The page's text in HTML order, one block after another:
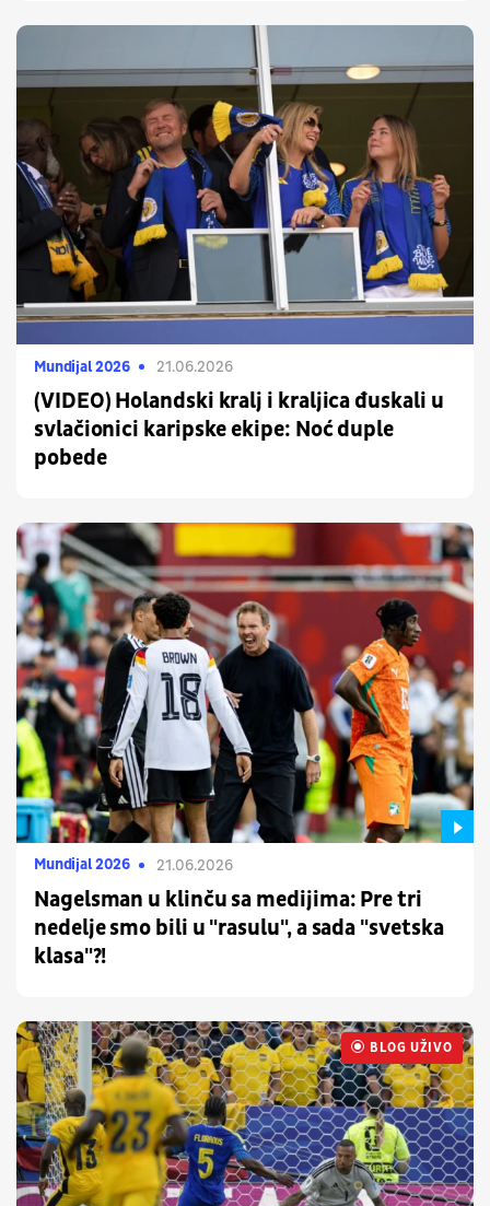
Mundijal 2026 21.06.2026
(VIDEO) Holandski kralj i kraljica đuskali u
svlačionici karipske ekipe: Noć duple
pobede
Mundijal 2026 21.06.2026
Nagelsman u klinču sa medijima: Pre tri
nedelje smo bili u "rasulu", a sada "svetska
klasa"?!
UŽIVO
BLOG UŽIVO